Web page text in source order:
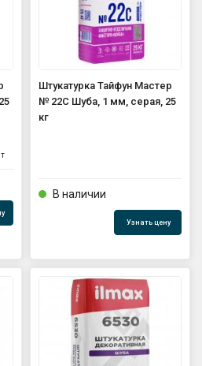
проезда к
Штукатурка Тайфун Мастер
№ 22С Шуба, 1 мм, серая, 25
кг
В наличии
Узнать цену